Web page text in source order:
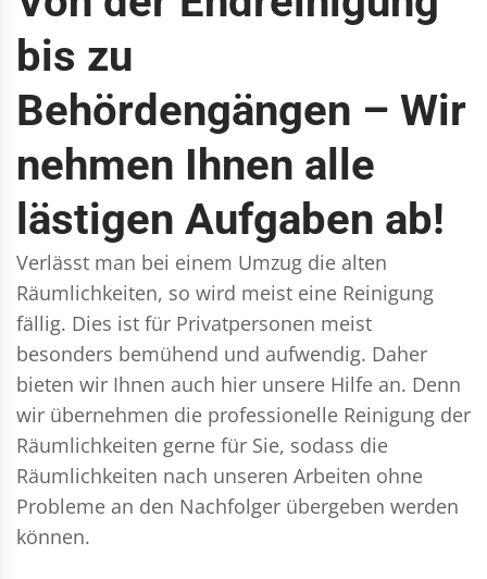
bis zu
Behördengängen – Wir
nehmen Ihnen alle
lästigen Aufgaben ab!
Verlässt man bei einem Umzug die alten
Räumlichkeiten, so wird meist eine Reinigung
fällig. Dies ist für Privatpersonen meist
besonders bemühend und aufwendig. Daher
bieten wir Ihnen auch hier unsere Hilfe an. Denn
wir übernehmen die professionelle Reinigung der
Räumlichkeiten gerne für Sie, sodass die
Räumlichkeiten nach unseren Arbeiten ohne
Probleme an den Nachfolger übergeben werden
können.